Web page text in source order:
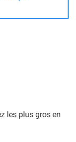
les plus gros en